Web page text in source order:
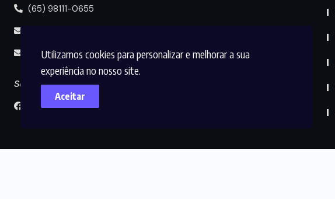
Utilizamos cookies para personalizar e melhorar a sua
experiência no nosso site.
Aceitar
(65) 98111-0655
midia@circuitomt.com.br
Seguir